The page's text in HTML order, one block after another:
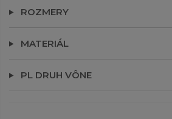
ROZMERY
MATERIÁL
PL DRUH VÔNE